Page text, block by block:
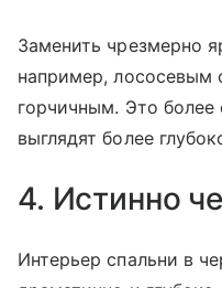
Заменить чрезмерно
например, лососевым
горчичным. Это
выглядят более
4. Истинно
Интерьер спальни в